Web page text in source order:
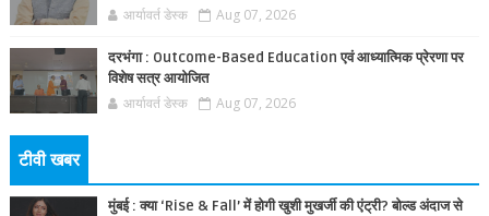
आर्यावर्त डेस्क Aug 07, 2026
दरभंगा : Outcome-Based Education एवं आध्यात्मिक प्रेरणा पर
विशेष सत्र आयोजित
आर्यावर्त डेस्क Aug 07, 2026
टीवी खबर
मुंबई : क्या ‘Rise & Fall’ में होगी खुशी मुखर्जी की एंट्री? बोल्ड अंदाज से